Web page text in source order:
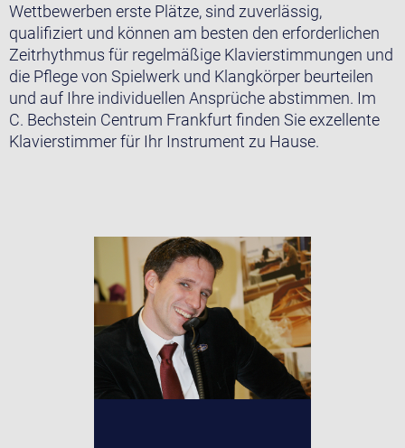
Wettbewerben erste Plätze, sind zuverlässig,
qualifiziert und können am besten den erforderlichen
Zeitrhythmus für regelmäßige Klavierstimmungen und
die Pflege von Spielwerk und Klangkörper beurteilen
und auf Ihre individuellen Ansprüche abstimmen. Im
C. Bechstein Centrum Frankfurt finden Sie exzellente
Klavierstimmer für Ihr Instrument zu Hause.